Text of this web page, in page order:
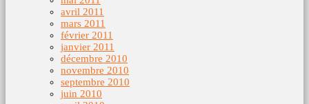
avril 2011
mars 2011
février 2011
janvier 2011
décembre 2010
novembre 2010
septembre 2010
juin 2010